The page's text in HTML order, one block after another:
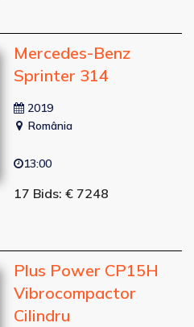
Mercedes-Benz
Sprinter 314
2019
România
13:00
17 Bids: € 7248
Plus Power CP15H
Vibrocompactor
Cilindru